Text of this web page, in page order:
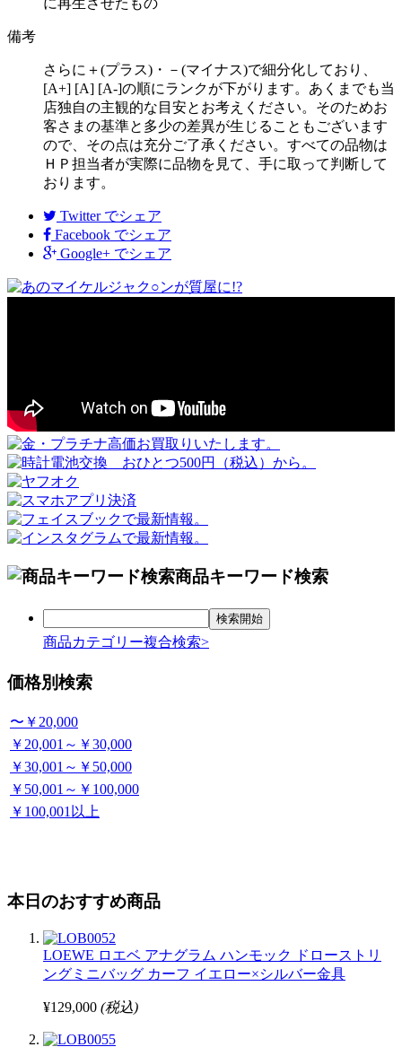
に再生させたもの
備考
さらに＋(プラス)・－(マイナス)で細分化しており、
[A+] [A] [A-]の順にランクが下がります。あくまでも当
店独自の主観的な目安とお考えください。そのためお
客さまの基準と多少の差異が生じることもございます
ので、その点は充分ご了承ください。すべての品物は
ＨＰ担当者が実際に品物を見て、手に取って判断して
おります。
Twitter でシェア
Facebook でシェア
Google+ でシェア
商品キーワード検索
商品カテゴリー複合検索>
価格別検索
〜￥20,000
￥20,001～￥30,000
￥30,001～￥50,000
￥50,001～￥100,000
￥100,001以上
本日のおすすめ商品
LOEWE ロエベ アナグラム ハンモック ドローストリ
ングミニバッグ カーフ イエロー×シルバー金具
¥129,000 (税込)